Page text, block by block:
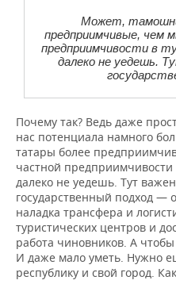
Может,
предприимчивые, чем
предприимчивости в
далеко не уедешь.
Почему так? Ведь даже
нас потенциала намного
татары более
частной предприимчивости
далеко не уедешь. Тут
государственный подход —
наладка трансфера и
туристических центров и
работа чиновников. А чтобы
И даже мало уметь. Нужно
республику и свой город.